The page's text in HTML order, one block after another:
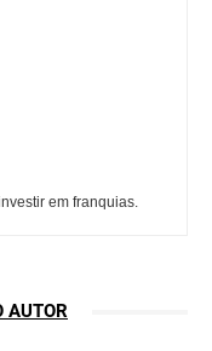
em franquias.
AUTOR